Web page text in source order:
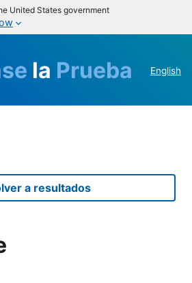
United States government
la Prueba English
a resultados